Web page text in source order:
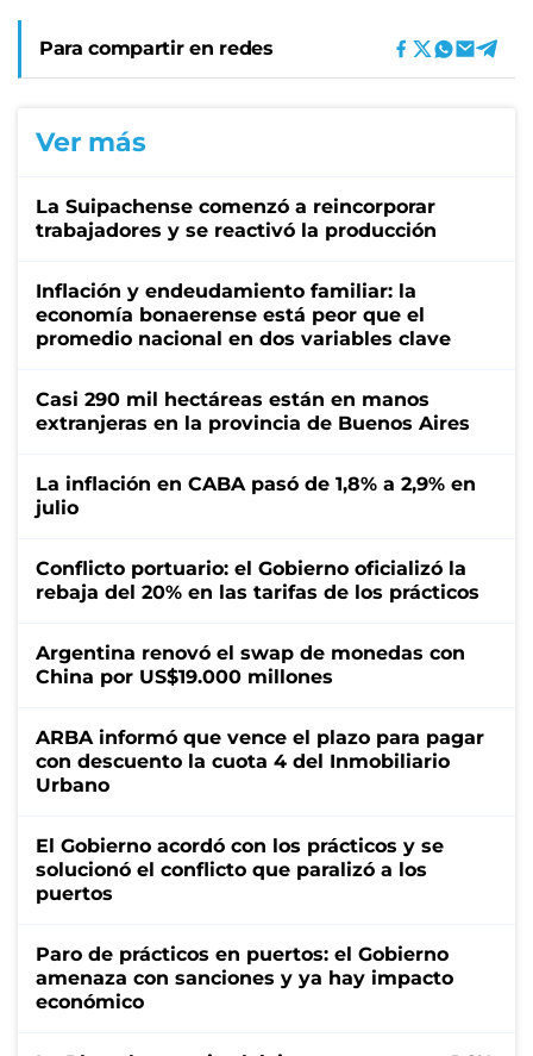
Para compartir en redes
Ver más
La Suipachense comenzó a reincorporar
trabajadores y se reactivó la producción
Inflación y endeudamiento familiar: la
economía bonaerense está peor que el
promedio nacional en dos variables clave
Casi 290 mil hectáreas están en manos
extranjeras en la provincia de Buenos Aires
La inflación en CABA pasó de 1,8% a 2,9% en
julio
Conflicto portuario: el Gobierno oficializó la
rebaja del 20% en las tarifas de los prácticos
Argentina renovó el swap de monedas con
China por US$19.000 millones
ARBA informó que vence el plazo para pagar
con descuento la cuota 4 del Inmobiliario
Urbano
El Gobierno acordó con los prácticos y se
solucionó el conflicto que paralizó a los
puertos
Paro de prácticos en puertos: el Gobierno
amenaza con sanciones y ya hay impacto
económico